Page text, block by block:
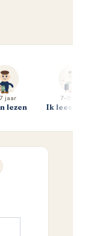
jaar
lezen
7–9 jaar
Ik lees al